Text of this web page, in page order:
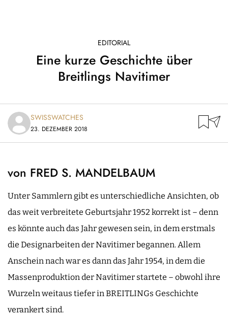
EDITORIAL
Eine kurze Geschichte über
Breitlings Navitimer
SWISSWATCHES
23. DEZEMBER 2018
von FRED S. MANDELBAUM
Unter Sammlern gibt es unterschiedliche Ansichten, ob
das weit verbreitete Geburtsjahr 1952 korrekt ist – denn
es könnte auch das Jahr gewesen sein, in dem erstmals
die Designarbeiten der Navitimer begannen. Allem
Anschein nach war es dann das Jahr 1954, in dem die
Massenproduktion der Navitimer startete – obwohl ihre
Wurzeln weitaus tiefer in BREITLINGs Geschichte
verankert sind.